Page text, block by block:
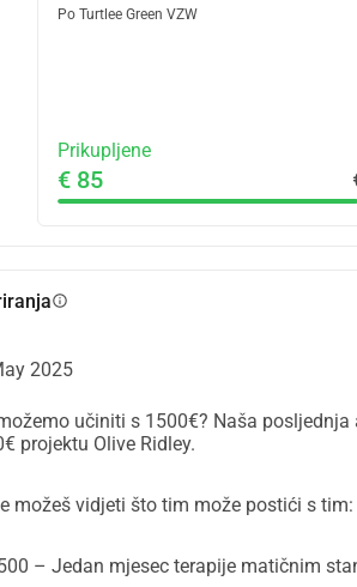
PoTurtlee Green VZW
Prikupljene
€ 85
info
2025
učiniti s 1500€? Naša
projektu Olive Ridley.
možeš vidjeti što tim može postići s tim:
– Jedan mjesec terapije matičnim